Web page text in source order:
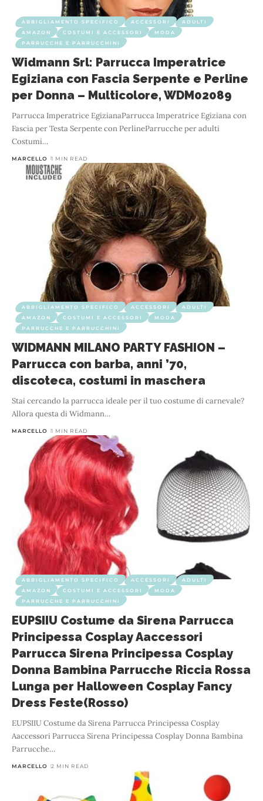
ABBIGLIAMENTO SPECIFICO ACCESSORI
ADULTI
AMAZON
COSTUMI E ACCESSORI
MODA
PARRUCCHE E PARRUCCHINI
Widmann Srl: Parrucca Imperatrice
Egiziana con Fascia Serpente e Perline
per Donna – Multicolore, WDM02089
Parrucca Imperatrice EgizianaParrucca Imperatrice Egiziana con
Fascia per Testa Serpente con PerlineParrucche per adulti
Costumi…
MARCELLO 1 MIN READ
ABBIGLIAMENTO SPECIFICO ACCESSORI
ADULTI
AMAZON
COSTUMI E ACCESSORI
MODA
PARRUCCHE E PARRUCCHINI
WIDMANN MILANO PARTY FASHION –
Parrucca con barba, anni ’70,
discoteca, costumi in maschera
Stai cercando la parrucca ideale per il tuo costume di carnevale?
Allora questa di Widmann…
MARCELLO 1 MIN READ
ABBIGLIAMENTO SPECIFICO ACCESSORI
ADULTI
AMAZON
COSTUMI E ACCESSORI
MODA
PARRUCCHE E PARRUCCHINI
EUPSIIU Costume da Sirena Parrucca
Principessa Cosplay Aaccessori
Parrucca Sirena Principessa Cosplay
Donna Bambina Parrucche Riccia Rossa
Lunga per Halloween Cosplay Fancy
Dress Feste(Rosso)
EUPSIIU Costume da Sirena Parrucca Principessa Cosplay
Aaccessori Parrucca Sirena Principessa Cosplay Donna Bambina
Parrucche…
MARCELLO 2 MIN READ